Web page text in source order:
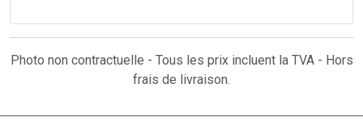
Photo non contractuelle - Tous les prix incluent la TVA - Hors
frais de livraison.